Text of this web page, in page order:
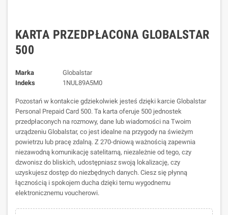
KARTA PRZEDPŁACONA GLOBALSTAR
500
Marka
Globalstar
Indeks
1NUL89A5M0
Pozostań w kontakcie gdziekolwiek jesteś dzięki karcie Globalstar
Personal Prepaid Card 500. Ta karta oferuje 500 jednostek
przedpłaconych na rozmowy, dane lub wiadomości na Twoim
urządzeniu Globalstar, co jest idealne na przygody na świeżym
powietrzu lub pracę zdalną. Z 270-dniową ważnością zapewnia
niezawodną komunikację satelitarną, niezależnie od tego, czy
dzwonisz do bliskich, udostępniasz swoją lokalizację, czy
uzyskujesz dostęp do niezbędnych danych. Ciesz się płynną
łącznością i spokojem ducha dzięki temu wygodnemu
elektronicznemu voucherowi.